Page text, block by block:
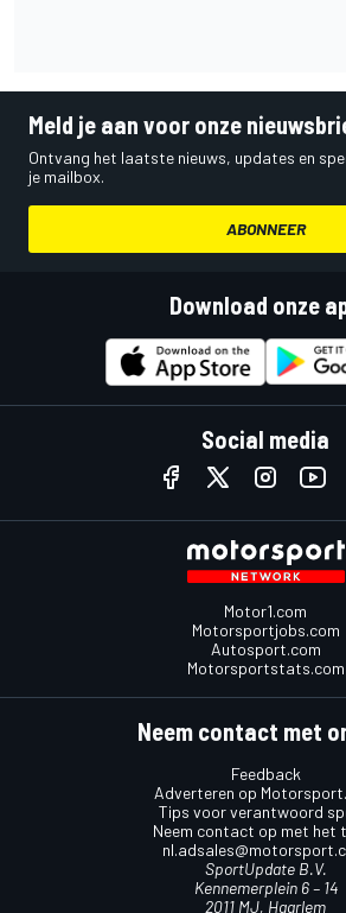
Meld je aan voor onze
Ontvang het laatste nieuws, updates en
je mailbox.
ABONNEER
Download onze
Social media
Motor1.com
Motorsportjobs.com
Autosport.com
Motorsportstats.com
Neem contact met
Feedback
Adverteren op
Tips voor verantwoord
Neem contact op met het
SportUpdate B.V.
Kennemerplein 6 – 14
2011 MJ, Haarlem